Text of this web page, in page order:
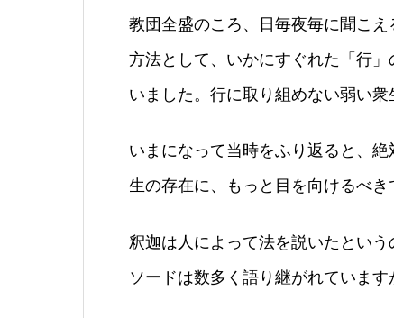
教団全盛のころ、日毎夜毎に聞こ
方法として、いかにすぐれた「行
いました。行に取り組めない弱い
いまになって当時をふり返ると、
生の存在に、もっと目を向けるべき
釈迦は人によって法を説いたとい
ソードは数多く語り継がれていま